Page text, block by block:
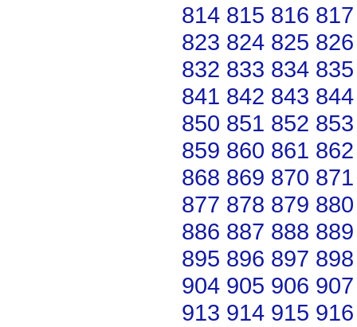
814 815 816 817
823 824 825 826
832 833 834 835
841 842 843 844
850 851 852 853
859 860 861 862
868 869 870 871
877 878 879 880
886 887 888 889
895 896 897 898
904 905 906 907
913 914 915 916